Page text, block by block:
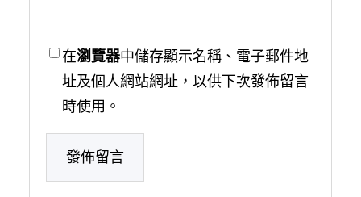
在瀏覽器中儲存顯示名稱、電子郵件地
址及個人網站網址，以供下次發佈留言
時使用。